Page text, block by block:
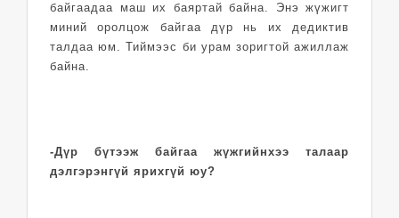
байгаадаа маш их баяртай байна. Энэ жүжигт
миний оролцож байгаа дүр нь их дедиктив
талдаа юм. Тиймээс би урам зоригтой ажиллаж
байна.
-Дүр бүтээж байгаа жүжгийнхээ талаар
дэлгэрэнгүй ярихгүй юу?